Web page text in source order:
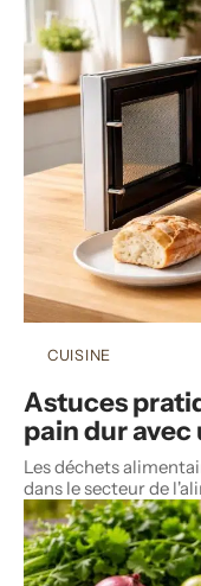
CUISINE
Astuces
pain dur
Les déchets
dans le secteur de